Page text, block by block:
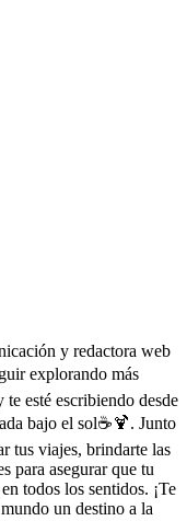
y redactora web
explorando más
esté escribiendo desde
bajo el sol☕️🍹. Junto
tus viajes, brindarte las
para asegurar que tu
todos los sentidos. ¡Te
un destino a la